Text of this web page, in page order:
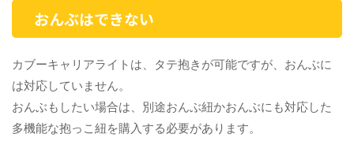
おんぶはできない
カブーキャリアライトは、タテ抱きが可能ですが、おんぶに
は対応していません。
おんぶもしたい場合は、別途おんぶ紐かおんぶにも対応した
多機能な抱っこ紐を購入する必要があります。